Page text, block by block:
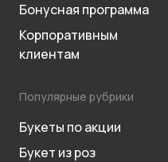
Бонусная программа
Корпоративным
клиентам
Популярные рубрики
Букеты по акции
Букет из роз